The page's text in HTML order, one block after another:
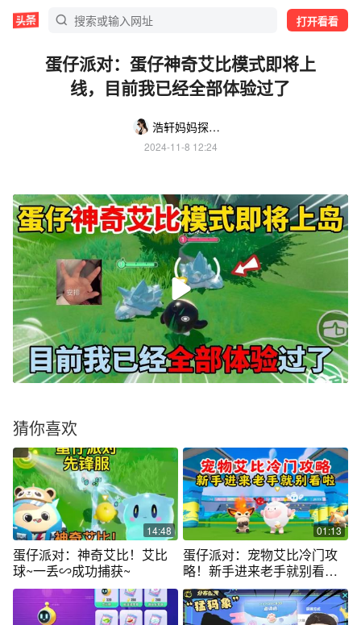
打开看看
蛋仔派对：蛋仔神奇艾比模式即将上
线，目前我已经全部体验过了
浩轩妈妈探本溪
2024-11-8 12:24
猜你喜欢
14:48
蛋仔派对：神奇艾比！艾比
球~一丢∽成功捕获~
01:13
蛋仔派对：宠物艾比冷门攻
略！新手进来老手就别看
啦！